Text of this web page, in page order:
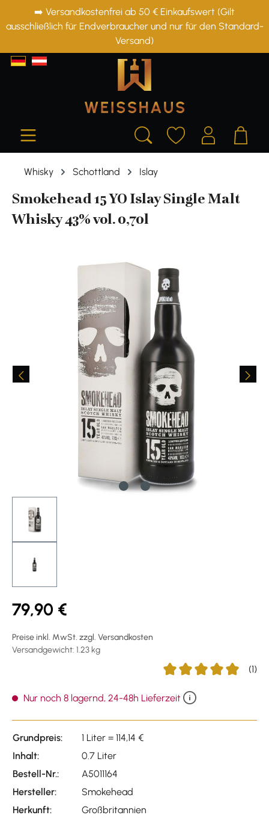
springen
➡️ Versandkostenfrei ab 50 € Einkaufswert (Gilt
ausschließlich für Endverbraucher und nur für den Standard-
Versand)
Whisky Schottland Islay
Smokehead 15 YO Islay Single Malt
Whisky 43% vol. 0,70l
79,90 €
Preise inkl. MwSt. zzgl. Versandkosten
Versandgewicht: 1.23 kg
(1)
Nur noch 8 lagernd, 24-48h Lieferzeit
Grundpreis:
1 Liter = 114,14 €
Inhalt:
0.7 Liter
Bestell-Nr.:
A5011164
Hersteller:
Smokehead
Herkunft:
Großbritannien